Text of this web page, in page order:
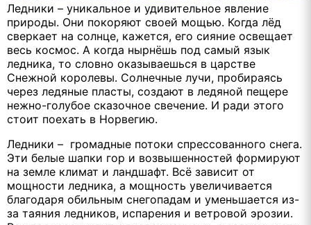
Ледники – уникальное и удивительное явление
природы. Они покоряют своей мощью. Когда лёд
сверкает на солнце, кажется, его сияние освещает
весь космос. А когда нырнёшь под самый язык
ледника, то словно оказываешься в царстве
Снежной королевы. Солнечные лучи, пробираясь
через ледяные пласты, создают в ледяной пещере
нежно-голубое сказочное свечение. И ради этого
стоит поехать в Норвегию.
Ледники – громадные потоки спрессованного снега.
Эти белые шапки гор и возвышенностей формируют
на земле климат и ландшафт. Всё зависит от
мощности ледника, а мощность увеличивается
благодаря обильным снегопадам и уменьшается из-
за таяния ледников, испарения и ветровой эрозии.